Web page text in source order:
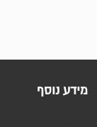
מידע נוסף